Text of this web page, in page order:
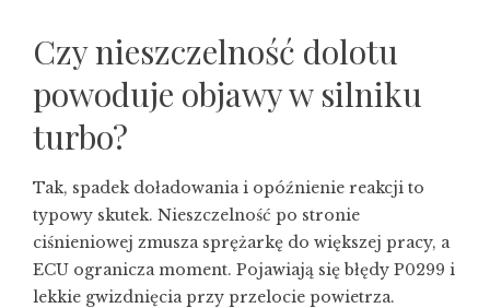
Czy nieszczelność dolotu
powoduje objawy w silniku
turbo?
Tak, spadek doładowania i opóźnienie reakcji to
typowy skutek. Nieszczelność po stronie
ciśnieniowej zmusza sprężarkę do większej pracy, a
ECU ogranicza moment. Pojawiają się błędy P0299 i
lekkie gwizdnięcia przy przelocie powietrza.